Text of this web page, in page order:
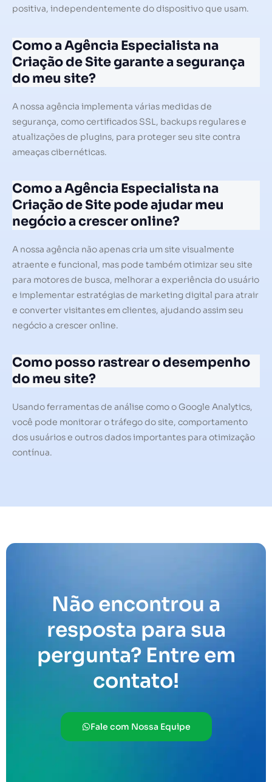
positiva, independentemente do dispositivo que usam.
Como a Agência Especialista na
Criação de Site garante a segurança
do meu site?
A nossa agência implementa várias medidas de
segurança, como certificados SSL, backups regulares e
atualizações de plugins, para proteger seu site contra
ameaças cibernéticas.
Como a Agência Especialista na
Criação de Site pode ajudar meu
negócio a crescer online?
A nossa agência não apenas cria um site visualmente
atraente e funcional, mas pode também otimizar seu site
para motores de busca, melhorar a experiência do usuário
e implementar estratégias de marketing digital para atrair
e converter visitantes em clientes, ajudando assim seu
negócio a crescer online.
Como posso rastrear o desempenho
do meu site?
Usando ferramentas de análise como o Google Analytics,
você pode monitorar o tráfego do site, comportamento
dos usuários e outros dados importantes para otimização
contínua.
Não encontrou a
resposta para sua
pergunta? Entre em
contato!
Fale com Nossa Equipe